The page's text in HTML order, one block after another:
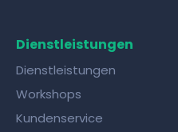
Dienstleistungen
Dienstleistungen
Workshops
Kundenservice